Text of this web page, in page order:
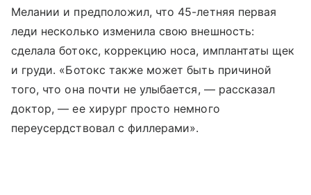
Мелании и предположил, что 45-летняя первая
леди несколько изменила свою внешность:
сделала ботокс, коррекцию носа, имплантаты щек
и груди. «Ботокс также может быть причиной
того, что она почти не улыбается, — рассказал
доктор, — ее хирург просто немного
переусердствовал с филлерами».